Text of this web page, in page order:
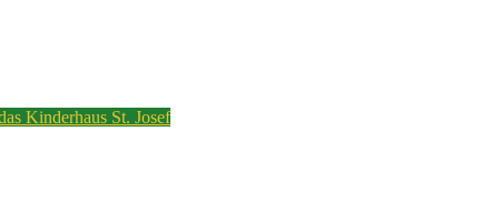
Kinderhaus St. Josef